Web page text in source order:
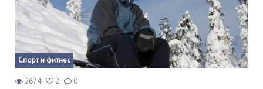
Спорт и фитнес
2674 2 0